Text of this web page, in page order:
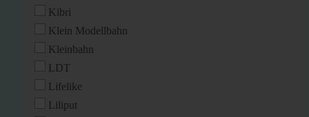
Kibri
Klein Modellbahn
Kleinbahn
LDT
Lifelike
Liliput